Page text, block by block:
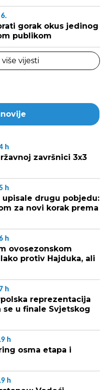
6.
gorak okus jedinog
publikom
vijesti
h
završnici 3x3
h
drugu pobjedu:
za novi korak prema
h
ovosezonskom
protiv Hajduka, ali
h
reprezentacija
se u finale Svjetskog
h
osma etapa i
h